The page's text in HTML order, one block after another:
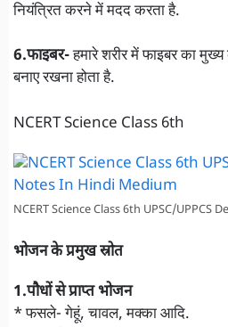
नियंत्रित करने में मदद करता है.
6.फाइबर-हमारे शरीर में फाइबर का
बनाए रखना होता है.
NCERT Science Class 6th
NCERT Science Class 6th UPSC/UPPCS
भोजन के प्रमुख स्रोत
1.पौधों से प्राप्त भोजन
* फसले- गेहूं, चावल, मक्का आदि.